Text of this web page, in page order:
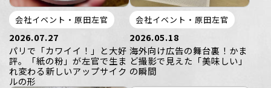
会社イベント・原田左官
2026.07.27
パリで「カワイイ！」と大好
評。「紙の粉」が左官で生ま
れ変わる新しいアップサイク
ルの形
会社イベント・原田左官
2026.05.18
海外向け広告の舞台裏！かま
ど撮影で見えた「美味しい」
の瞬間